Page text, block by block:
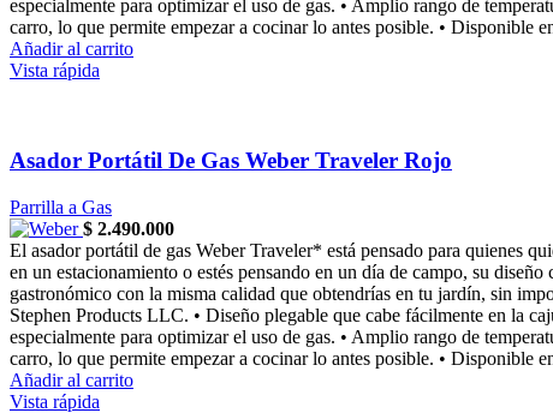
especialmente para optimizar el uso de gas. • Amplio rango de
carro, lo que permite empezar a cocinar lo antes posible. • Disponible
Añadir al carrito
Vista rápida
Asador Portátil De Gas Weber Traveler Rojo
Parrilla a Gas
$ 2.490.000
El asador portátil de gas Weber Traveler* está pensado para quienes
en un estacionamiento o estés pensando en un día de campo, su
gastronómico con la misma calidad que obtendrías en tu jardín, sin
Stephen Products LLC. • Diseño plegable que cabe fácilmente en la
especialmente para optimizar el uso de gas. • Amplio rango de
carro, lo que permite empezar a cocinar lo antes posible. • Disponible
Añadir al carrito
Vista rápida